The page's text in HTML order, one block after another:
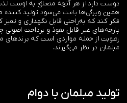
دوست دارد از هر آنچه متعلق به اوست
همین ویژگی‌ها باعث می‌شود تولید
فکر کند که به‌راحتی قابل نگهداری و تمیز
پارچه‌های غیر قابل نفوذ و پرداخت
رطوبت از جمله مواردی است که برندهای
مبلمان در نظر می‌گیرند.
تولید مبلمان با دوام